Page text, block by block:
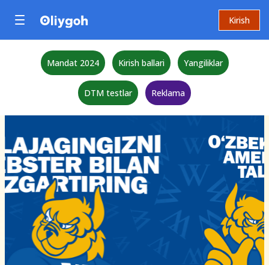
Kirish
Mandat 2024 Kirish ballari Yangiliklar
DTM testlar Reklama